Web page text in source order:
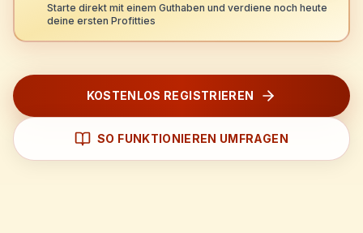
Starte direkt mit einem Guthaben und verdiene noch heute
deine ersten Profitties
KOSTENLOS REGISTRIEREN
SO FUNKTIONIEREN UMFRAGEN